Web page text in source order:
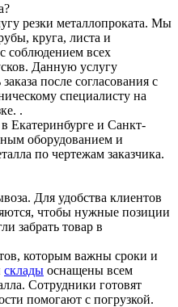
резки металлопроката. Мы
круга, листа и
соблюдением всех
Данную услугу
после согласования с
специалисту на
.
и Санкт-
оборудованием и
по чертежам заказчика.
Для удобства клиентов
чтобы нужные позиции
забрать товар в
которым важны сроки и
склады оснащены всем
Сотрудники готовят
помогают с погрузкой.